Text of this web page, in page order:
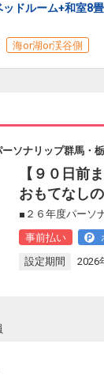
ドルーム+和室8
海or湖or渓谷側
ソナリップ群馬・
【９０日前
おもてなし
■２６年度パーソ
事前払い
設定期間
2026